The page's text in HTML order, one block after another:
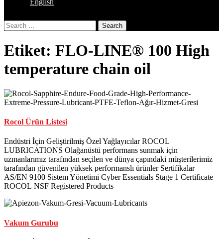
Close
Button
Search
Etiket: FLO-LINE® 100 High
temperature chain oil
Rocol Ürün Listesi
Endüstri İçin Geliştirilmiş Özel Yağlayıcılar ROCOL
LUBRICATIONS Olağanüstü performans sunmak için
uzmanlarımız tarafından seçilen ve dünya çapındaki müşterilerimiz
tarafından güvenilen yüksek performanslı ürünler Sertifikalar
AS/EN 9100 Sistem Yönetimi Cyber Essentials Stage 1 Certificate
ROCOL NSF Registered Products
Vakum Gurubu